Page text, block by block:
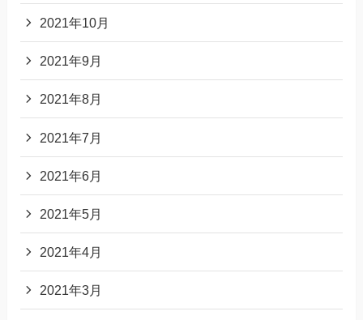
2021年10月
2021年9月
2021年8月
2021年7月
2021年6月
2021年5月
2021年4月
2021年3月